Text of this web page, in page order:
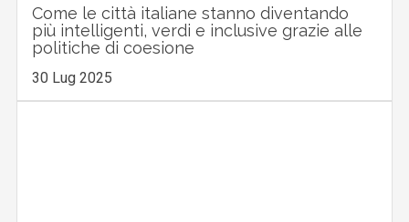
Come le città italiane stanno diventando
più intelligenti, verdi e inclusive grazie alle
politiche di coesione
30 Lug 2025